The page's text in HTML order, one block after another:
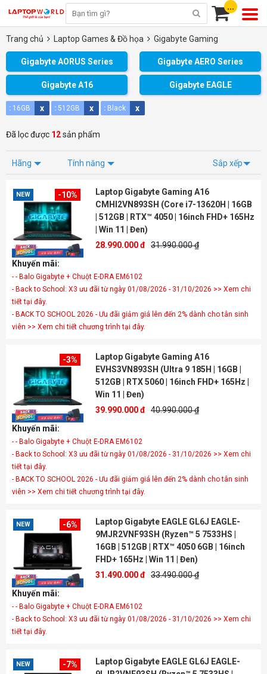
...
Trang chủ Laptop Games & Đồ họa Gigabyte Gaming
Gigabyte AORUS Series Gigabyte AERO Series
Gigabyte A16 Gigabyte EAGLE
: 16GB x : 512GB x : Black x
Đã lọc được 12sản phẩm
Hãng Tính năng Sắp xếp
NEW -10%
Laptop Gigabyte Gaming A16
CMHI2VN893SH (Core i7-13620H | 16GB
| 512GB | RTX™ 4050 | 16inch FHD+ 165Hz
| Win 11 | Đen)
28.990.000 đ 31.990.000 ₫
Khuyến mãi:
- - Balo Gigabyte + Chuột E-DRA EM6102
- Back to School: X3 ưu đãi từ ngày 01/08/2026 - 31/10/2026 >> Xem chi
tiết tại đây.
- BACK TO SCHOOL 2026 - Ưu đãi giảm giá lên đến 2% dành cho tân sinh
viên >> Xem chi tiết chương trình tại đây.
-3%
Laptop Gigabyte Gaming A16
EVHS3VN893SH (Ultra 9 185H | 16GB |
512GB | RTX 5060 | 16inch FHD+ 165Hz |
Win 11 | Đen)
39.990.000 đ 40.990.000 ₫
Khuyến mãi:
- - Balo Gigabyte + Chuột E-DRA EM6102
- Back to School: X3 ưu đãi từ ngày 01/08/2026 - 31/10/2026 >> Xem chi
tiết tại đây.
- BACK TO SCHOOL 2026 - Ưu đãi giảm giá lên đến 2% dành cho tân sinh
viên >> Xem chi tiết chương trình tại đây.
NEW -6%
Laptop Gigabyte EAGLE GL6J EAGLE-
9MJR2VNF93SH (Ryzen™ 5 7533HS |
16GB | 512GB | RTX™ 4050 6GB | 16inch
FHD+ 165Hz | Win 11 | Đen)
31.490.000 đ 33.490.000 ₫
Khuyến mãi:
- - Balo Gigabyte + Chuột E-DRA EM6102
- Back to School: X3 ưu đãi từ ngày 01/08/2026 - 31/10/2026 >> Xem chi
tiết tại đây.
NEW -7%
Laptop Gigabyte EAGLE GL6J EAGLE-